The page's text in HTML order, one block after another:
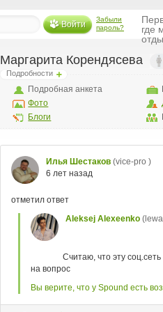
Войти
Забыли
пароль?
где
Маргарита Корендясева
Подробности
Подробная анкета
Фото
Блоги